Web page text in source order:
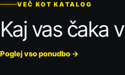
VEČ KOT KATALOG
Kaj vas čaka
Poglej vso ponudbo →